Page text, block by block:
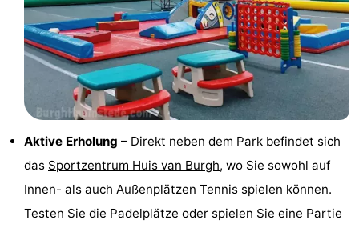
Wandern
Reiten
Golfplatze
Surfen
Tauchen
Seehunden
Aktive Erholung – Direkt neben dem Park befindet sich
das Sportzentrum Huis van Burgh, wo Sie sowohl auf
Innen- als auch Außenplätzen Tennis spielen können.
Testen Sie die Padelplätze oder spielen Sie eine Partie